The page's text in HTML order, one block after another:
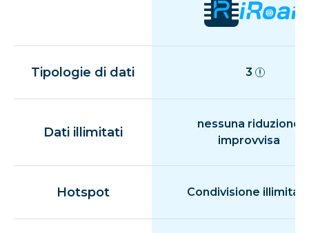
Tipologie di dati 3
Dati illimitati
nessuna riduzione
improvvisa
Hotspot Condivisione